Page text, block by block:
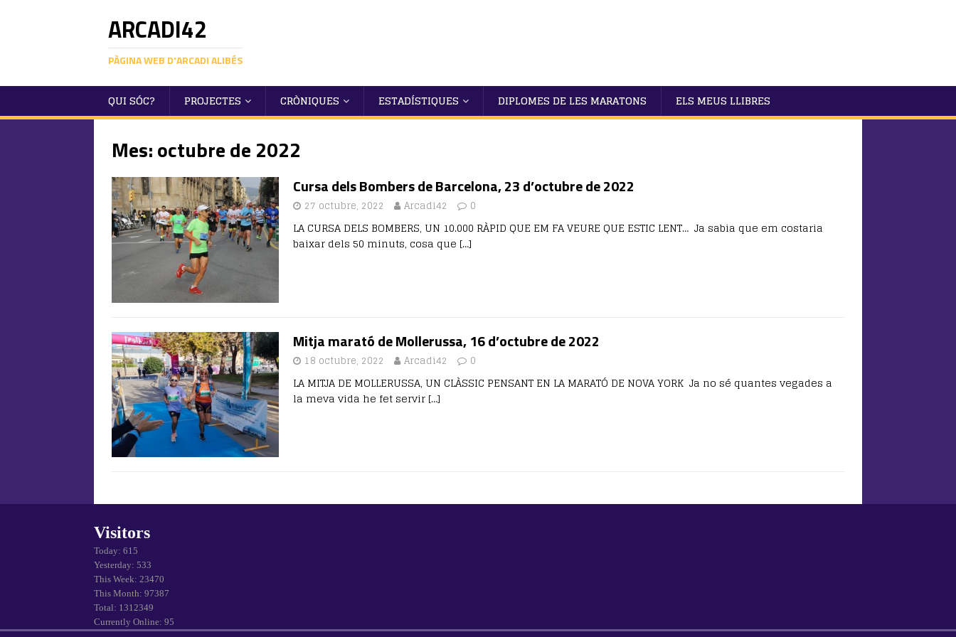
ARCADI42
PÀGINA WEB D'ARCADI ALIBÉS
QUI SÓC? PROJECTES CRÒNIQUES ESTADÍSTIQUES DIPLOMES DE LES MARATONS ELS MEUS LLIBRES
Mes:octubre de 2022
Cursa dels Bombers de Barcelona, 23 d’octubre de 2022
27 octubre, 2022 Arcadi42 0
LA CURSA DELS BOMBERS, UN 10.000 RÀPID QUE EM FA VEURE QUE ESTIC LENT… Ja sabia que em costaria
baixar dels 50 minuts, cosa que […]
Mitja marató de Mollerussa, 16 d’octubre de 2022
18 octubre, 2022 Arcadi42 0
LA MITJA DE MOLLERUSSA, UN CLÀSSIC PENSANT EN LA MARATÓ DE NOVA YORK Ja no sé quantes vegades a
la meva vida he fet servir […]
Visitors
Today: 615
Yesterday: 533
This Week: 23470
This Month: 97387
Total: 1312349
Currently Online: 95